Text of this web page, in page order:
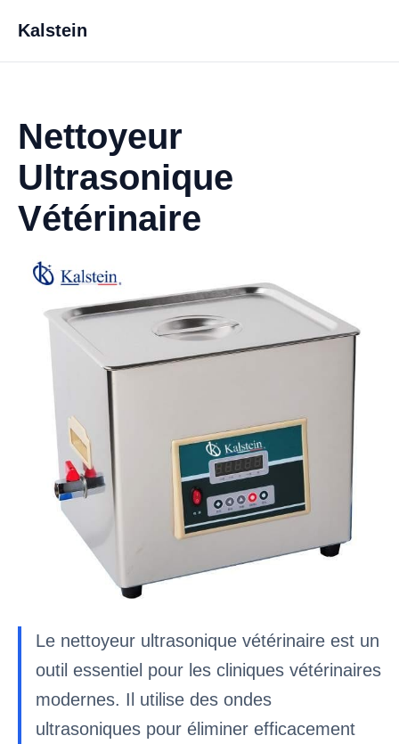
Kalstein
Nettoyeur
Ultrasonique
Vétérinaire
Le nettoyeur ultrasonique vétérinaire est un
outil essentiel pour les cliniques vétérinaires
modernes. Il utilise des ondes
ultrasoniques pour éliminer efficacement